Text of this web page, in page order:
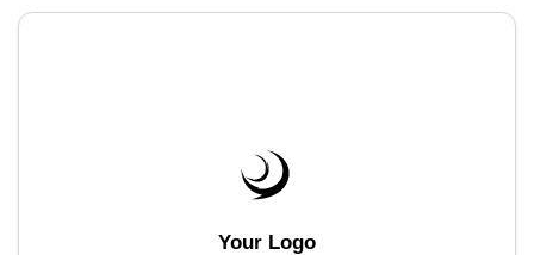
Your Logo